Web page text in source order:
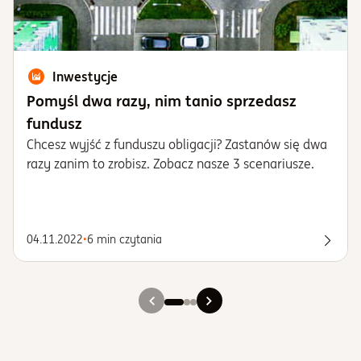
Inwestycje
Pomyśl dwa razy, nim tanio sprzedasz
fundusz
Chcesz wyjść z funduszu obligacji? Zastanów się dwa
razy zanim to zrobisz. Zobacz nasze 3 scenariusze.
04.11.2022•6 min czytania
Slajd 1
Slajd 2
Slajd 3